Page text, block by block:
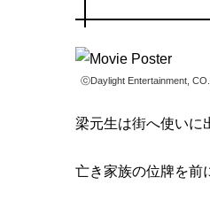
ⓒDaylight Entertainment,
梁元生は街へ使いに
亡き家族の位牌を前